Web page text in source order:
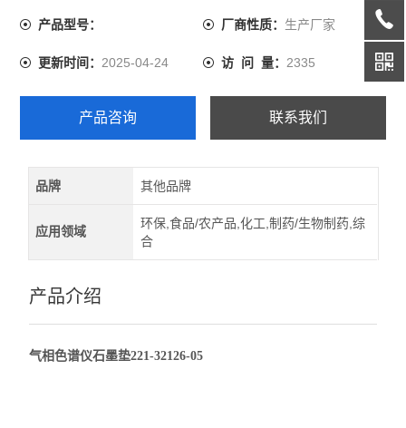
产品型号： 厂商性质： 生产厂家
更新时间：2025-04-24 访 问 量： 2335
产品咨询 联系我们
品牌 其他品牌
应用领域
环保,食品/农产品,化工,制药/生物制药,综
合
产品介绍
气相色谱仪石墨垫221-32126-05